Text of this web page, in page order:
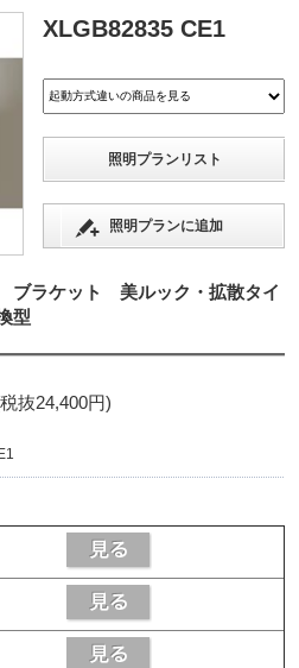
XLGB82835 CE1
照明プランリスト
照明プランに追加
ラケット 美ルック・拡散タイ
型
抜24,400円)